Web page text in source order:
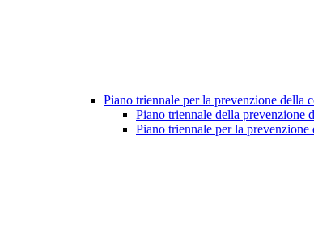
Piano triennale per la prevenzione della
Piano triennale della prevenzione
Piano triennale per la